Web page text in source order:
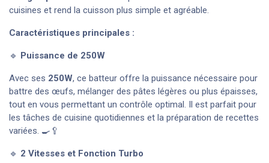
cuisines et rend la cuisson plus simple et agréable.
Caractéristiques principales :
🔹 Puissance de 250W
Avec ses 250W, ce batteur offre la puissance nécessaire pour
battre des œufs, mélanger des pâtes légères ou plus épaisses,
tout en vous permettant un contrôle optimal. Il est parfait pour
les tâches de cuisine quotidiennes et la préparation de recettes
variées. 🍳🥄
🔹 2 Vitesses et Fonction Turbo